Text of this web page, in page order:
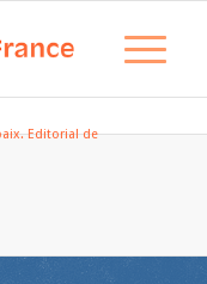
Editorial de